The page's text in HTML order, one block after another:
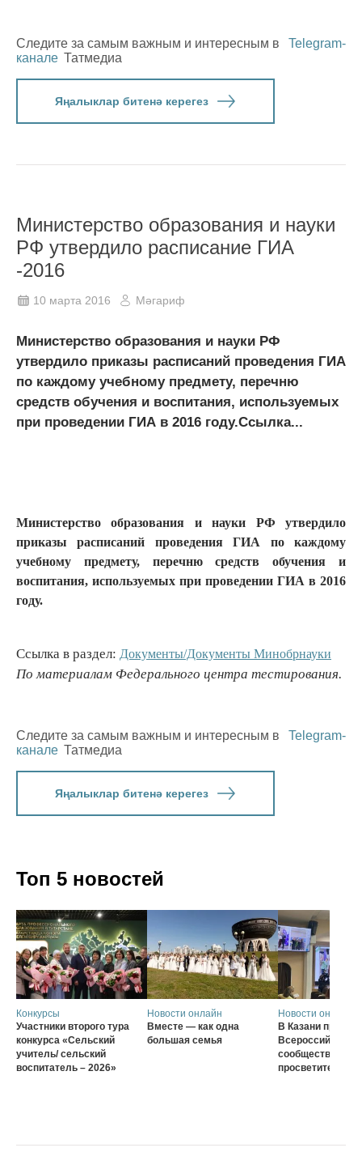
Следите за самым важным и интересным в
Telegram-
канале Татмедиа
Яңалыклар битенә керегез
Министерство образования и науки
РФ утвердило расписание ГИА
-2016
10 марта 2016 Мәгариф
Министерство образования и науки РФ
утвердило приказы расписаний проведения ГИА
по каждому учебному предмету, перечню
средств обучения и воспитания, используемых
при проведении ГИА в 2016 году.Ссылка...
Министерство образования и науки РФ утвердило
приказы расписаний проведения ГИА по каждому
учебному предмету, перечню средств обучения и
воспитания, используемых при проведении ГИА в 2016
году.
Ссылка в раздел: Документы/Документы Минобрнауки
По материалам Федерального центра тестирования.
Следите за самым важным и интересным в
Telegram-
канале Татмедиа
Яңалыклар битенә керегез
Топ 5 новостей
Конкурсы
Участники второго тура
конкурса «Сельский
учитель/ сельский
воспитатель – 2026»
Новости онлайн
Вместе — как одна
большая семья
Новости онлайн
В Казани
Всероссийского
сообщества
просветителей